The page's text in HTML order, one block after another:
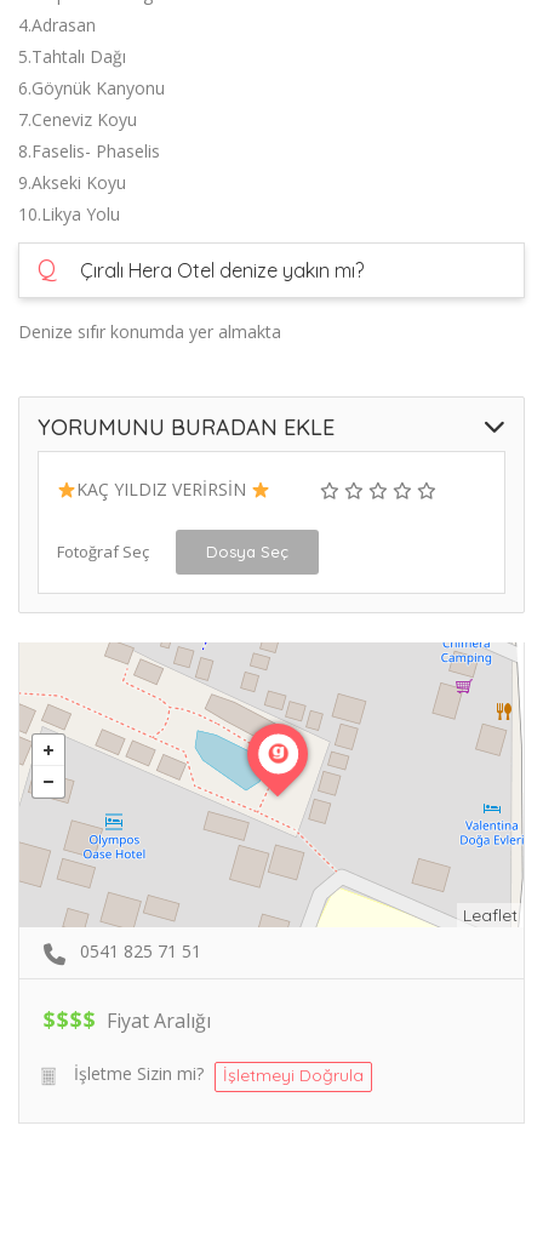
4.Adrasan
5.Tahtalı Dağı
6.Göynük Kanyonu
7.Ceneviz Koyu
8.Faselis- Phaselis
9.Akseki Koyu
10.Likya Yolu
Q Çıralı Hera Otel denize yakın mı?
Denize sıfır konumda yer almakta
YORUMUNU BURADAN EKLE
KAÇ YILDIZ VERİRSİN
Fotoğraf Seç Dosya Seç
Leaflet
0541 825 71 51
$$$$ Fiyat Aralığı
İşletme Sizin mi? İşletmeyi Doğrula